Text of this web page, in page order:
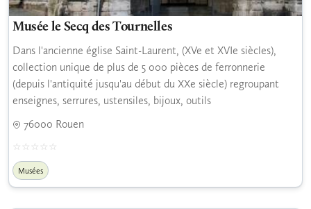
Musée le Secq des Tournelles
Dans l'ancienne église Saint-Laurent, (XVe et XVIe siècles),
collection unique de plus de 5 000 pièces de ferronnerie
(depuis l'antiquité jusqu'au début du XXe siècle) regroupant
enseignes, serrures, ustensiles, bijoux, outils
76000 Rouen
Musées